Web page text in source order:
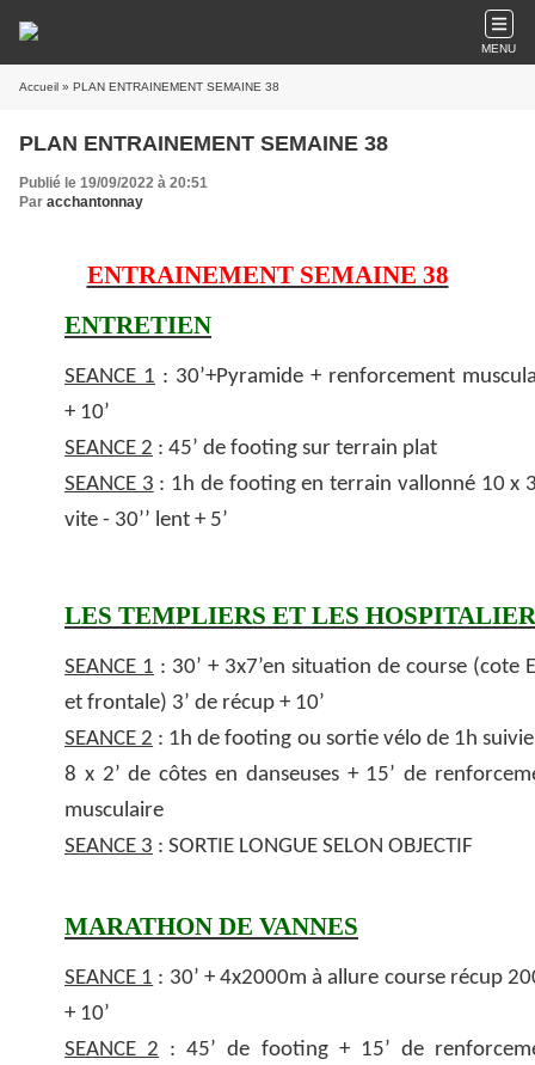
MENU
Accueil » PLAN ENTRAINEMENT SEMAINE 38
PLAN ENTRAINEMENT SEMAINE 38
Publié le 19/09/2022 à 20:51
Par acchantonnay
ENTRAINEMENT SEMAINE 38
ENTRETIEN
SEANCE 1 : 30’+Pyramide + renforcement
+ 10’
SEANCE 2 : 45’ de footing sur terrain plat
SEANCE 3 : 1h de footing en terrain vallonné 10 x
vite - 30’’ lent + 5’
LES TEMPLIERS ET LES
SEANCE 1 : 30’ + 3x7’en situation de course (cote
et frontale) 3’ de récup + 10’
SEANCE 2 : 1h de footing ou sortie vélo de 1h
8 x 2’ de côtes en danseuses + 15’ de
musculaire
SEANCE 3 : SORTIE LONGUE SELON OBJECTIF
MARATHON DE VANNES
SEANCE 1 : 30’ + 4x2000m à allure course récup
+ 10’
SEANCE 2 : 45’ de footing + 15’ de